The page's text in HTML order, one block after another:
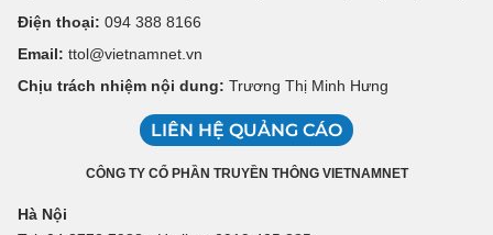
Điện thoại: 094 388 8166
Email: ttol@vietnamnet.vn
Chịu trách nhiệm nội dung: Trương Thị Minh Hưng
LIÊN HỆ QUẢNG CÁO
CÔNG TY CỔ PHẦN TRUYỀN THÔNG VIETNAMNET
Hà Nội